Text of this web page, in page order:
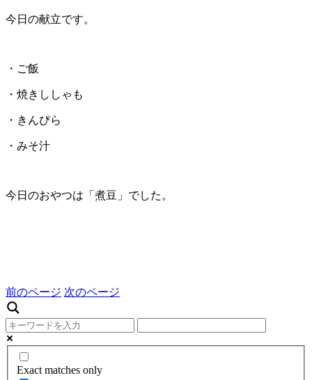
今日の献立です。
・ご飯
・焼きししゃも
・きんぴら
・みそ汁
今日のおやつは「煮豆」でした。
前のページ 次のページ
Exact matches only